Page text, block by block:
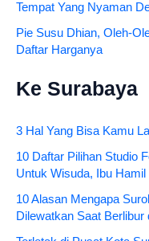
Tempat Yang Nyaman
Pie Susu Dhian, Oleh-
Daftar Harganya
Ke Surabaya
3 Hal Yang Bisa Kamu
10 Daftar Pilihan Studio
Untuk Wisuda, Ibu Hamil
10 Alasan Mengapa
Dilewatkan Saat Berlibur